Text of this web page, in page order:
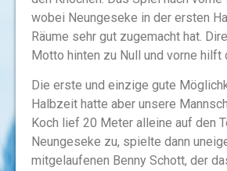
wobei Neungeseke in der ersten
Räume sehr gut zugemacht hat.
Motto hinten zu Null und vorne hilft
Die erste und einzige gute
Halbzeit hatte aber unsere
Koch lief 20 Meter alleine auf den
Neungeseke zu, spielte dann
mitgelaufenen Benny Schott, der